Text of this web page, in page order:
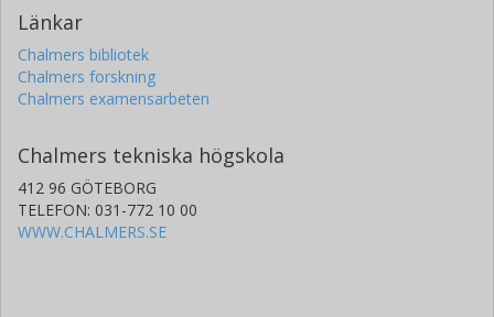
Länkar
Chalmers bibliotek
Chalmers forskning
Chalmers examensarbeten
Chalmers tekniska högskola
412 96 GÖTEBORG
TELEFON: 031-772 10 00
WWW.CHALMERS.SE